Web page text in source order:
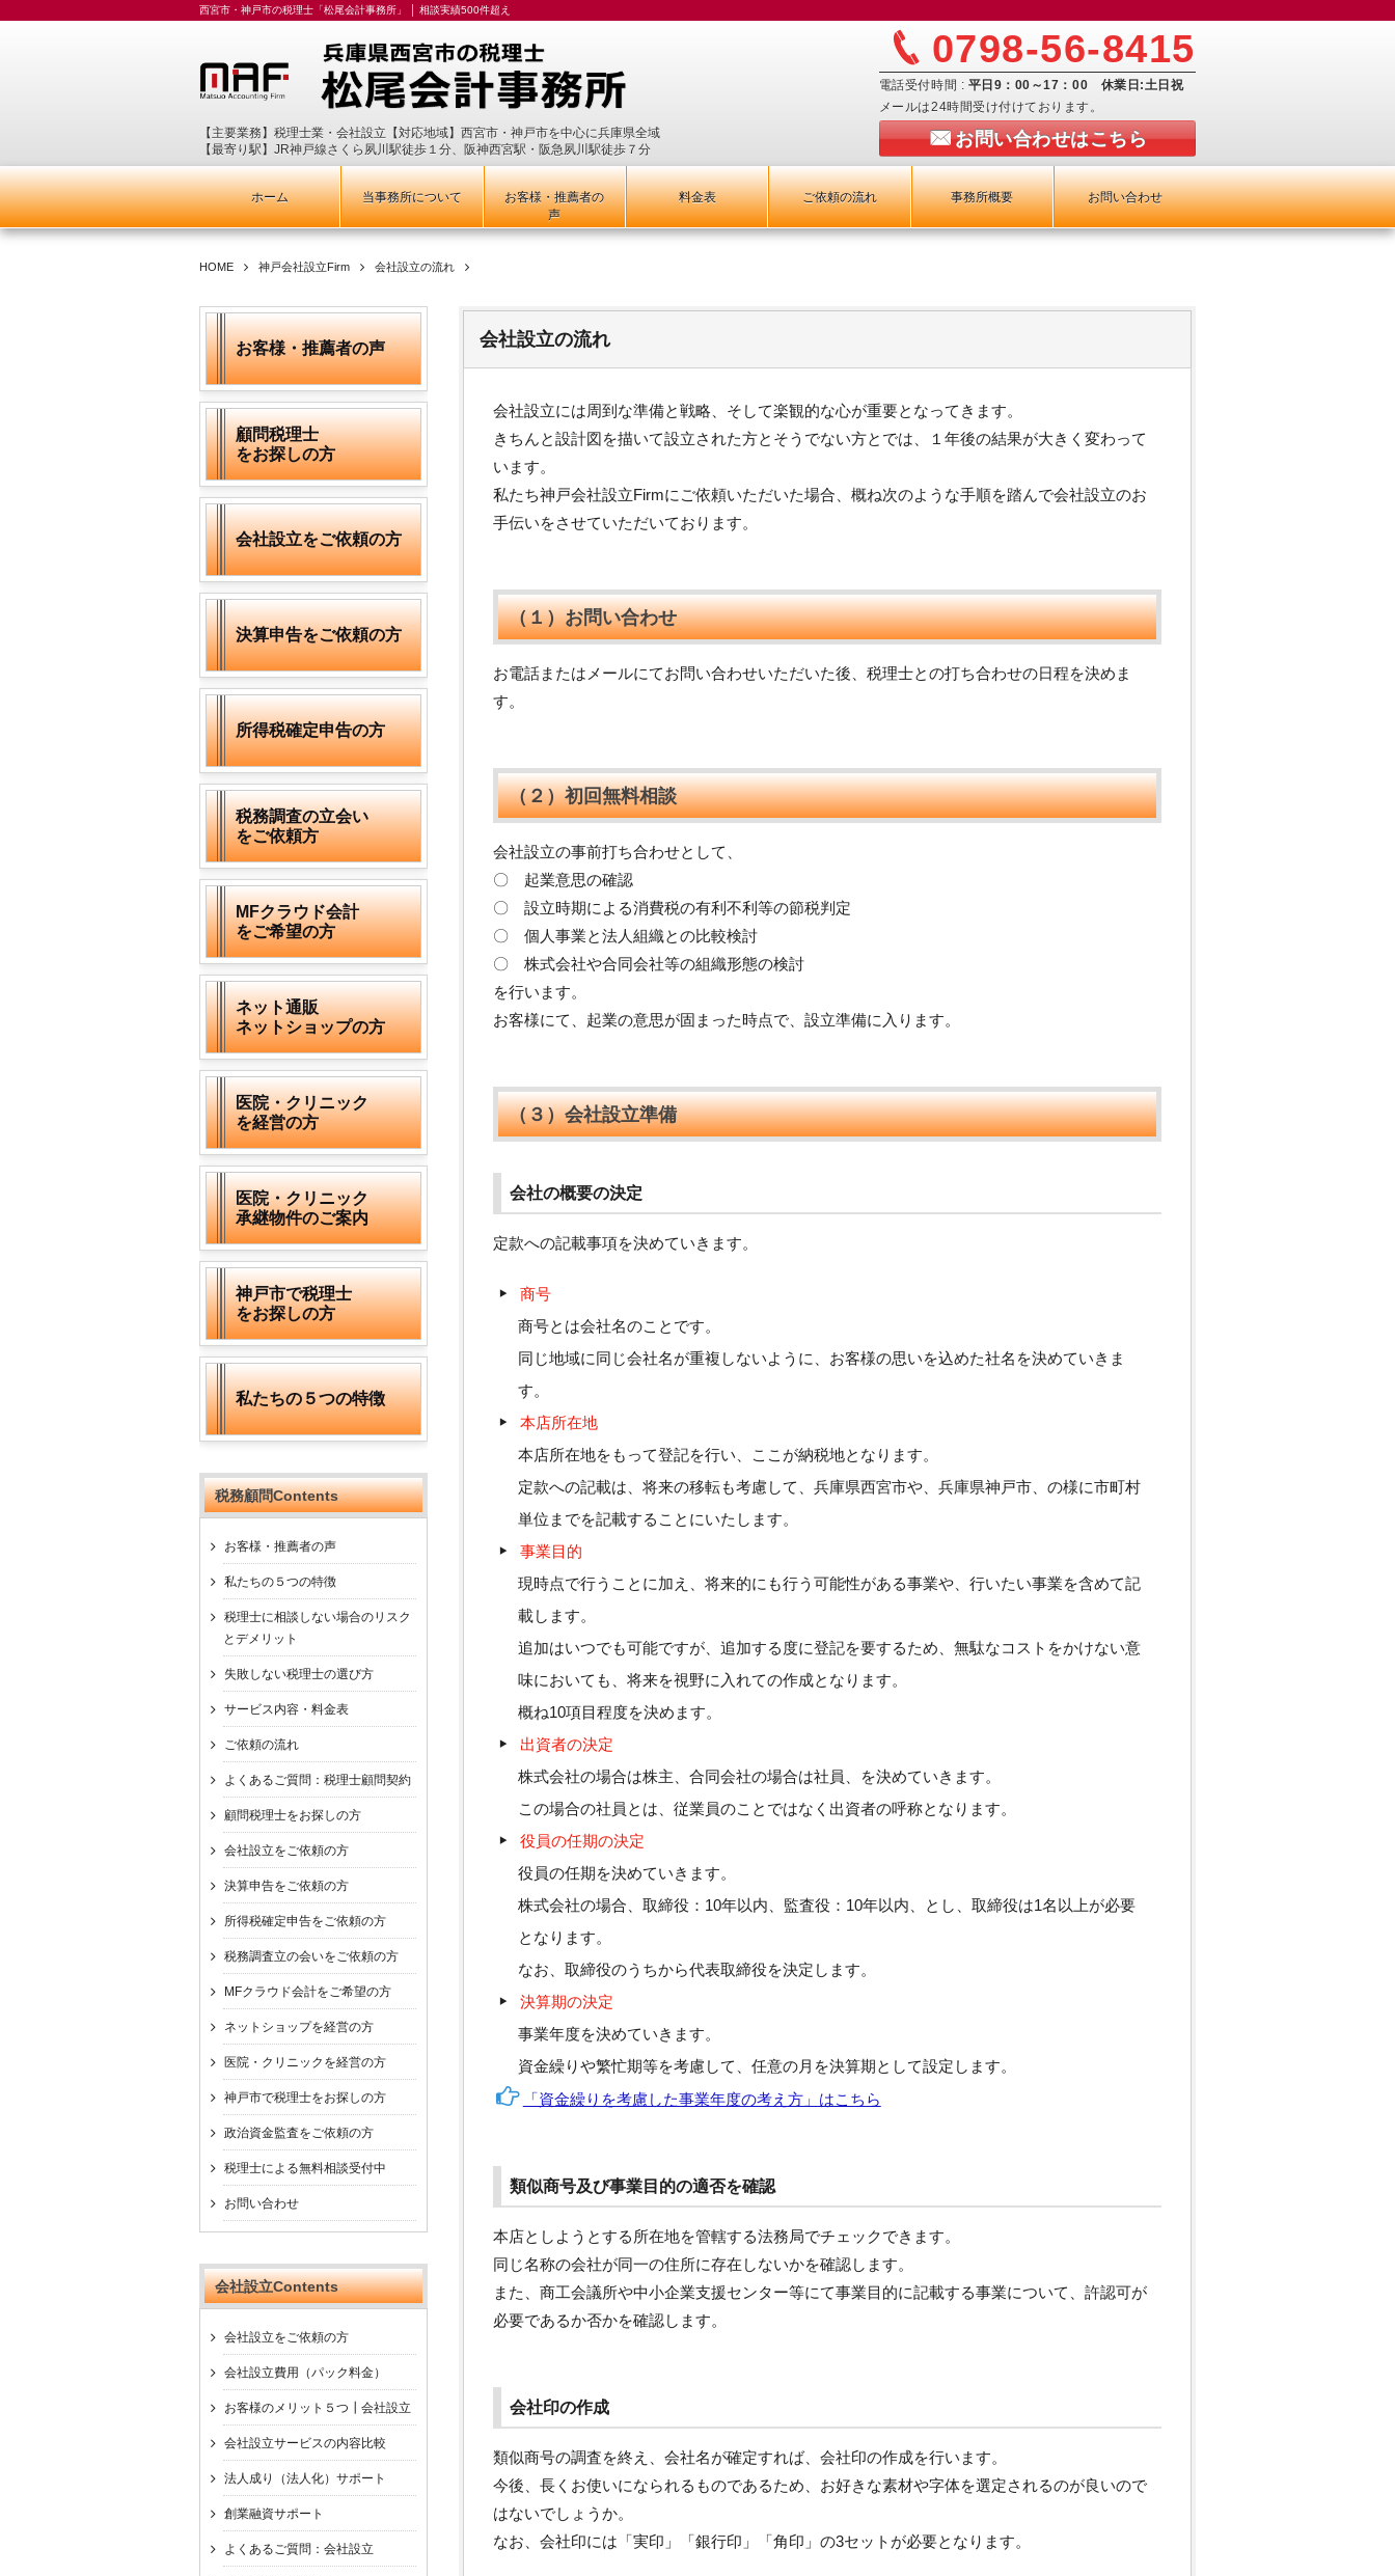
西宮市・神戸市の税理士「松尾会計事務所」 │ 相談実績500件超え
【主要業務】税理士業・会社設立【対応地域】西宮市・神戸市を中心に兵庫県全域
【最寄り駅】JR神戸線さくら夙川駅徒歩１分、阪神西宮駅・阪急夙川駅徒歩７分
0798-56-8415
電話受付時間 : 平日9：00～17：00 休業日:土日祝
メールは24時間受け付けております。
お問い合わせはこちら
ホーム 当事務所について
お客様・推薦者の
声
料金表 ご依頼の流れ 事務所概要 お問い合わせ
HOME 神戸会社設立Firm 会社設立の流れ
会社設立の流れ
会社設立には周到な準備と戦略、そして楽観的な心が重要となってきます。
きちんと設計図を描いて設立された方とそうでない方とでは、１年後の結果が大きく変わって
います。
私たち神戸会社設立Firmにご依頼いただいた場合、概ね次のような手順を踏んで会社設立のお
手伝いをさせていただいております。
（１）お問い合わせ
お電話またはメールにてお問い合わせいただいた後、税理士との打ち合わせの日程を決めま
す。
（２）初回無料相談
会社設立の事前打ち合わせとして、
〇 起業意思の確認
〇 設立時期による消費税の有利不利等の節税判定
〇 個人事業と法人組織との比較検討
〇 株式会社や合同会社等の組織形態の検討
を行います。
お客様にて、起業の意思が固まった時点で、設立準備に入ります。
（３）会社設立準備
会社の概要の決定
定款への記載事項を決めていきます。
商号
商号とは会社名のことです。
同じ地域に同じ会社名が重複しないように、お客様の思いを込めた社名を決めていきま
す。
本店所在地
本店所在地をもって登記を行い、ここが納税地となります。
定款への記載は、将来の移転も考慮して、兵庫県西宮市や、兵庫県神戸市、の様に市町村
単位までを記載することにいたします。
事業目的
現時点で行うことに加え、将来的にも行う可能性がある事業や、行いたい事業を含めて記
載します。
追加はいつでも可能ですが、追加する度に登記を要するため、無駄なコストをかけない意
味においても、将来を視野に入れての作成となります。
概ね10項目程度を決めます。
出資者の決定
株式会社の場合は株主、合同会社の場合は社員、を決めていきます。
この場合の社員とは、従業員のことではなく出資者の呼称となります。
役員の任期の決定
役員の任期を決めていきます。
株式会社の場合、取締役：10年以内、監査役：10年以内、とし、取締役は1名以上が必要
となります。
なお、取締役のうちから代表取締役を決定します。
決算期の決定
事業年度を決めていきます。
資金繰りや繁忙期等を考慮して、任意の月を決算期として設定します。
「資金繰りを考慮した事業年度の考え方」はこちら
類似商号及び事業目的の適否を確認
本店としようとする所在地を管轄する法務局でチェックできます。
同じ名称の会社が同一の住所に存在しないかを確認します。
また、商工会議所や中小企業支援センター等にて事業目的に記載する事業について、許認可が
必要であるか否かを確認します。
会社印の作成
類似商号の調査を終え、会社名が確定すれば、会社印の作成を行います。
今後、長くお使いになられるものであるため、お好きな素材や字体を選定されるのが良いので
はないでしょうか。
なお、会社印には「実印」「銀行印」「角印」の3セットが必要となります。
お客様・推薦者の声
顧問税理士
をお探しの方
会社設立をご依頼の方
決算申告をご依頼の方
所得税確定申告の方
税務調査の立会い
をご依頼方
MFクラウド会計
をご希望の方
ネット通販
ネットショップの方
医院・クリニック
を経営の方
医院・クリニック
承継物件のご案内
神戸市で税理士
をお探しの方
私たちの５つの特徴
税務顧問Contents
お客様・推薦者の声
私たちの５つの特徴
税理士に相談しない場合のリスク
とデメリット
失敗しない税理士の選び方
サービス内容・料金表
ご依頼の流れ
よくあるご質問：税理士顧問契約
顧問税理士をお探しの方
会社設立をご依頼の方
決算申告をご依頼の方
所得税確定申告をご依頼の方
税務調査立の会いをご依頼の方
MFクラウド会計をご希望の方
ネットショップを経営の方
医院・クリニックを経営の方
神戸市で税理士をお探しの方
政治資金監査をご依頼の方
税理士による無料相談受付中
お問い合わせ
会社設立Contents
会社設立をご依頼の方
会社設立費用（パック料金）
お客様のメリット５つ┃会社設立
会社設立サービスの内容比較
法人成り（法人化）サポート
創業融資サポート
よくあるご質問：会社設立